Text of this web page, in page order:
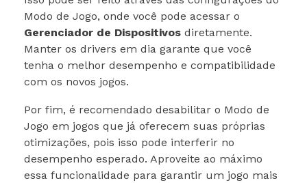
Modo de Jogo, onde você pode acessar o
Gerenciador de Dispositivos diretamente.
Manter os drivers em dia garante que você
tenha o melhor desempenho e compatibilidade
com os novos jogos.
Por fim, é recomendado desabilitar o Modo de
Jogo em jogos que já oferecem suas próprias
otimizações, pois isso pode interferir no
desempenho esperado. Aproveite ao máximo
essa funcionalidade para garantir um jogo mais